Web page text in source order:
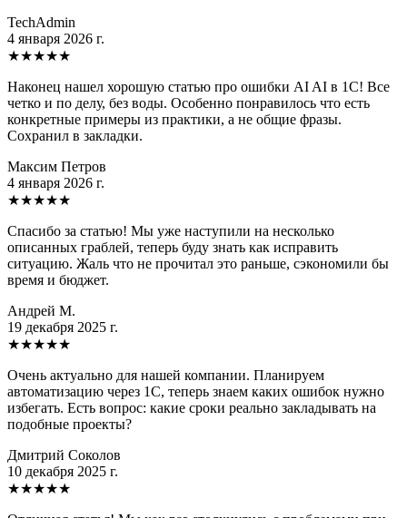
TechAdmin
4 января 2026 г.
★★★★★
Наконец нашел хорошую статью про ошибки AI AI в 1C! Все
четко и по делу, без воды. Особенно понравилось что есть
конкретные примеры из практики, а не общие фразы.
Сохранил в закладки.
Максим Петров
4 января 2026 г.
★★★★★
Спасибо за статью! Мы уже наступили на несколько
описанных граблей, теперь буду знать как исправить
ситуацию. Жаль что не прочитал это раньше, сэкономили бы
время и бюджет.
Андрей М.
19 декабря 2025 г.
★★★★★
Очень актуально для нашей компании. Планируем
автоматизацию через 1С, теперь знаем каких ошибок нужно
избегать. Есть вопрос: какие сроки реально закладывать на
подобные проекты?
Дмитрий Соколов
10 декабря 2025 г.
★★★★★